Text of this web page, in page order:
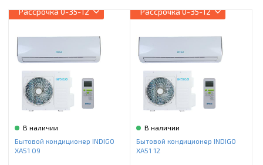
Фильтры для воды
Сантехника
Рассрочка0-35-12
В наличии
Бытовой кондиционер INDIGO
XA51 09
Рассрочка0-35-12
В наличии
Бытовой кондиционер INDIGO
XA51 12